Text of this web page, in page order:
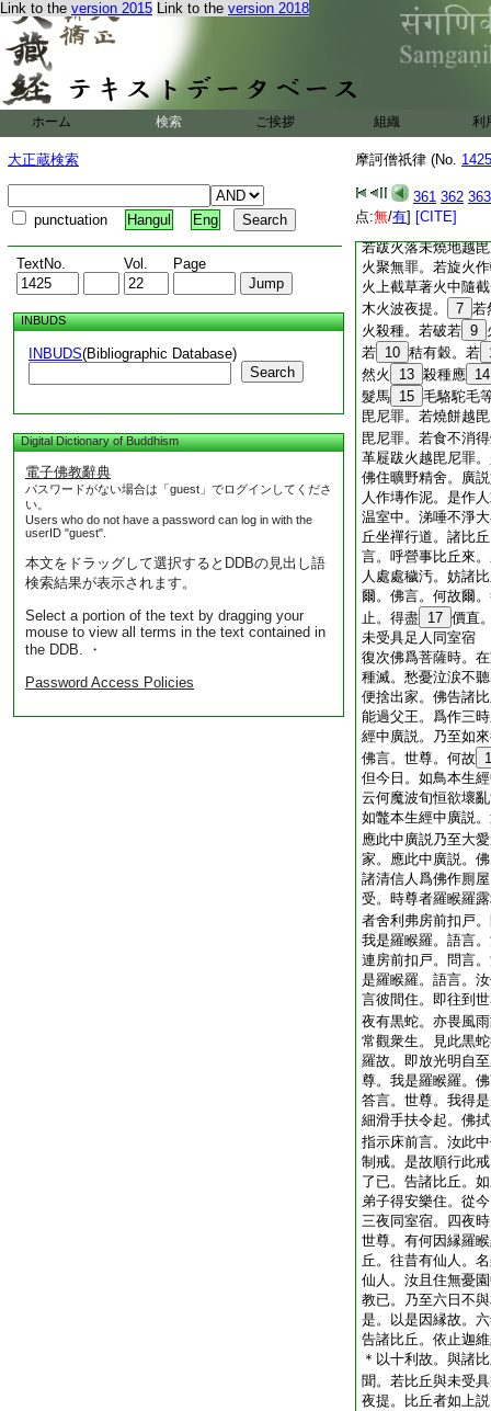
Link to the version 2015 Link to the version 2018
ホーム 検索 ご挨拶 組織 利
大正蔵検索
punctuation Hangul Eng
TextNo. Vol. Page
INBUDS
INBUDS(Bibliographic Database)
Search
Digital Dictionary of Buddhism
電子佛教辭典
パスワードがない場合は「guest」でログインしてくださ
い。
Users who do not have a password can log in with the
userID "guest".
本文をドラッグして選択するとDDBの見出し語
検索結果が表示されます。
Select a portion of the text by dragging your
mouse to view all terms in the text contained in
the DDB. ・
Password Access Policies
摩訶僧祇律 (No.
361 362 363
点:無/有] [CITE]
罪。病者若癬疥
火得樂者聽然。草
者。一切木若破若
若爲 4
和上阿闍
衣然火無罪。除因
説。若持薪火著薪
糞掃上。波夜提。
草上。牛屎上木札
中。有已然者有未
若跋火落未燒地越
火聚無罪。若旋火
火上截草著火中隨
木火波夜提。
7 若
火殺種。若破若 9
若 10 秸有穀。若
然火
13 殺種應 14
髮馬 15 毛駱駝毛
毘尼罪。若燒餅越
毘尼罪。若食不消
革屣跋火越毘尼罪
佛住曠野精舍。廣
人作塼作泥。是作
温室中。涕唾不淨
丘坐禪行道。諸比
言。呼營事比丘來
人處處穢汚。妨諸
爾。佛言。何故爾
止。得盡 17 價直
未受具足人同室宿
復次佛爲菩薩時。
種滅。愁憂泣涙不
便捨出家。佛告諸
能過父王。爲作三
經中廣説。乃至如
佛言。世尊。何故
但今日。如鳥本生
云何魔波旬恒欲壞
如鼈本生經中廣説
應此中廣説乃至大
家。應此中廣説。
諸清信人爲佛作厠
受。時尊者羅睺羅
者舍利弗房前扣戸
我是羅睺羅。語言
連房前扣戸。問言
是羅睺羅。語言。
言彼間住。即往到
夜有黒蛇。亦畏風
常觀衆生。見此黒
羅故。即放光明自
尊。我是羅睺羅。
答言。世尊。我得
細滑手扶令起。佛
指示床前言。汝此
制戒。是故順行此
了已。告諸比丘。
弟子得安樂住。從
三夜同室宿。四夜
世尊。有何因縁羅
丘。往昔有仙人。
仙人。汝且住無憂
教已。乃至六日不
是。以是因縁故。
告諸比丘。依止迦
＊以十利故。與諸
聞。若比丘與未受
夜提。比丘者如上